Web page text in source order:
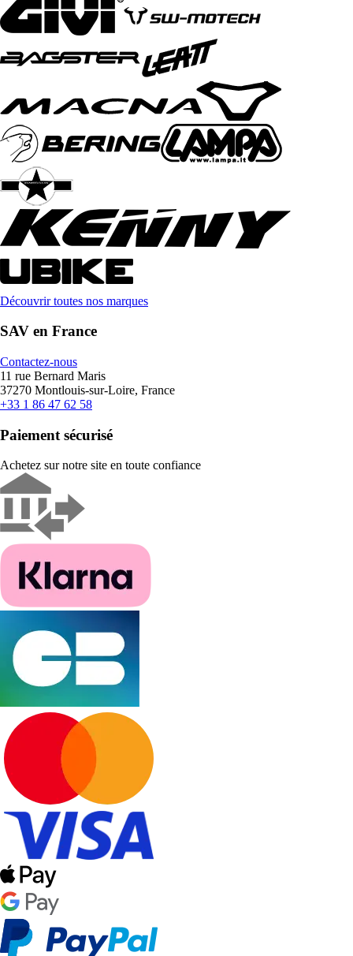
Découvrir toutes nos marques
SAV en France
Contactez-nous
11 rue Bernard Maris
37270 Montlouis-sur-Loire, France
+33 1 86 47 62 58
Paiement sécurisé
Achetez sur notre site en toute confiance